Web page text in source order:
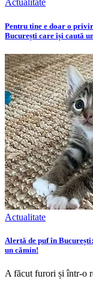
Actualitate
Pentru tine e doar o
București care își caută
Actualitate
Alertă de puf în
un cămin!
A făcut furori și într-o